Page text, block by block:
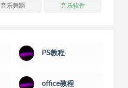
音乐舞蹈 音乐软件
PS教程
office教程